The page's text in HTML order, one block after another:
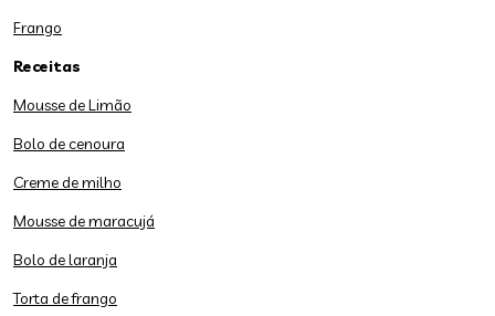
Frango
Receitas
Mousse de Limão
Bolo de cenoura
Creme de milho
Mousse de maracujá
Bolo de laranja
Torta de frango